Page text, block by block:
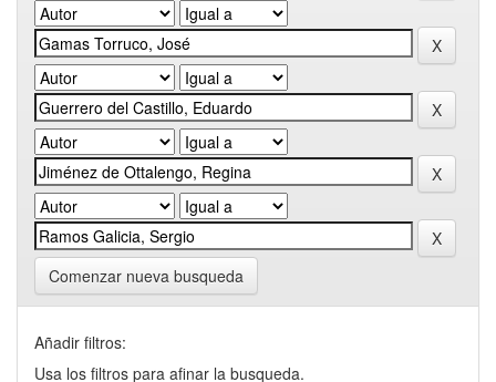
Comenzar nueva busqueda
Añadir filtros:
Usa los filtros para afinar la busqueda.